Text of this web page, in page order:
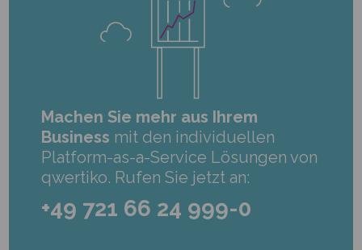
Machen Sie mehr aus Ihrem
Business mit den individuellen
Platform-as-a-Service Lösungen von
qwertiko. Rufen Sie jetzt an:
+49 721 66 24 999-0